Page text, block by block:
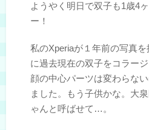
ようやく明日で双子も1歳4
ー！
私のXperiaが１年前の写真
に過去現在の双子をコラー
顔の中心パーツは変わらな
ました。もう子供かな。大
ゃんと呼ばせて…。